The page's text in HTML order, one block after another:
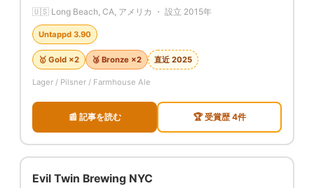
🇺🇸 Long Beach, CA, アメリカ ・ 設立 2015年
Untappd 3.90
🥇 Gold ×2 🥉 Bronze ×2 直近 2025
Lager / Pilsner / Farmhouse Ale
📰 記事を読む 🏆 受賞歴 4件
Evil Twin Brewing NYC